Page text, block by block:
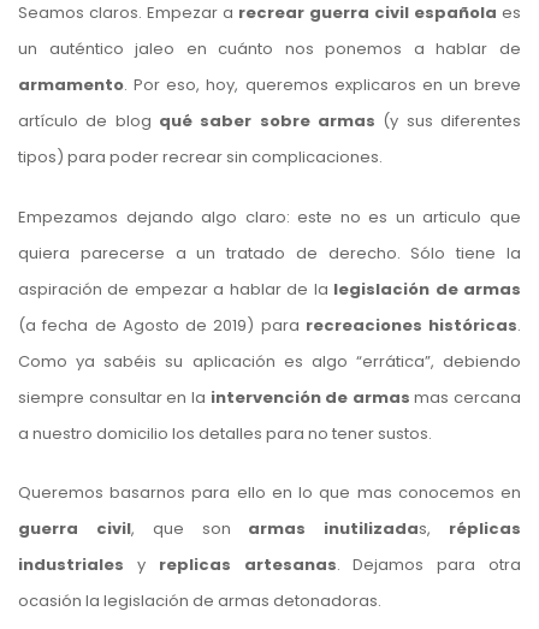
Seamos claros. Empezar a recrear guerra civil española es
un auténtico jaleo en cuánto nos ponemos a hablar de
armamento. Por eso, hoy, queremos explicaros en un breve
artículo de blog qué saber sobre armas (y sus diferentes
tipos) para poder recrear sin complicaciones.
Empezamos dejando algo claro: este no es un articulo que
quiera parecerse a un tratado de derecho. Sólo tiene la
aspiración de empezar a hablar de la legislación de armas
(a fecha de Agosto de 2019) para recreaciones históricas.
Como ya sabéis su aplicación es algo “errática”, debiendo
siempre consultar en la intervención de armas mas cercana
a nuestro domicilio los detalles para no tener sustos.
Queremos basarnos para ello en lo que mas conocemos en
guerra civil, que son armas inutilizadas, réplicas
industriales yreplicas artesanas. Dejamos para otra
ocasión la legislación de armas detonadoras.